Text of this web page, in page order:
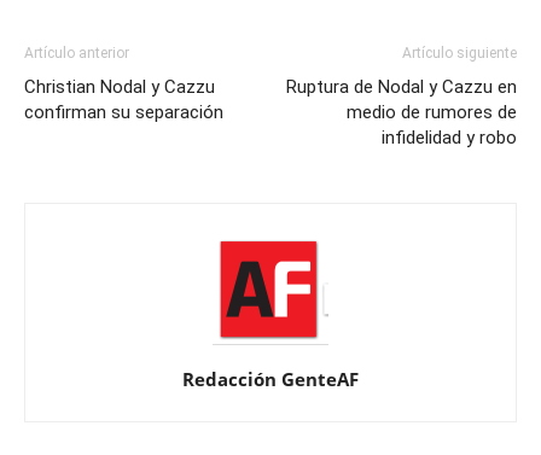
Artículo anterior
Christian Nodal y Cazzu
confirman su separación
Artículo siguiente
Ruptura de Nodal y Cazzu en
medio de rumores de
infidelidad y robo
Redacción GenteAF